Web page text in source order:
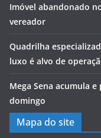
Imóvel abandonado
vereador
Quadrilha
luxo é alvo de
Mega Sena acumula
domingo
Mapa do site